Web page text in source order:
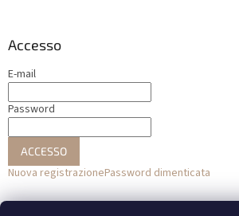
Accesso
E-mail
Password
ACCESSO
Nuova registrazionePassword dimenticata
o